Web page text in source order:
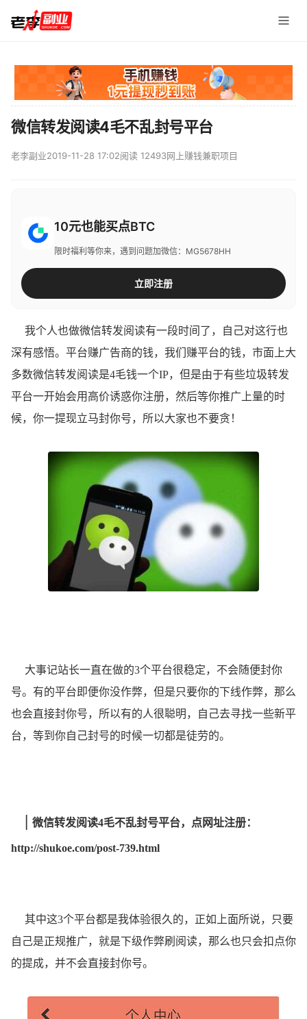
微信转发阅读4毛不乱封号平台
老李副业2019-11-28 17:02阅读 12493网上赚钱兼职项目
10元也能买点BTC
限时福利等你来，遇到问题加微信：MG5678HH
立即注册
我个人也做微信转发阅读有一段时间了，自己对这行也
深有感悟。平台赚广告商的钱，我们赚平台的钱，市面上大
多数微信转发阅读是4毛钱一个IP，但是由于有些垃圾转发
平台一开始会用高价诱惑你注册，然后等你推广上量的时
候，你一提现立马封你号，所以大家也不要贪！
大事记站长一直在做的3个平台很稳定，不会随便封你
号。有的平台即便你没作弊，但是只要你的下线作弊，那么
也会直接封你号，所以有的人很聪明，自己去寻找一些新平
台，等到你自己封号的时候一切都是徒劳的。
| 微信转发阅读4毛不乱封号平台，点网址注册：
http://shukoe.com/post-739.html
其中这3个平台都是我体验很久的，正如上面所说，只要
自己是正规推广，就是下级作弊刷阅读，那么也只会扣点你
的提成，并不会直接封你号。